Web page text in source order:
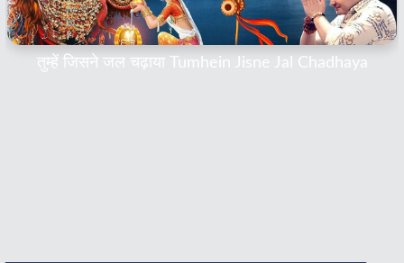
तुम्हें जिसने जल चढ़ाया Tumhein Jisne Jal Chadhaya